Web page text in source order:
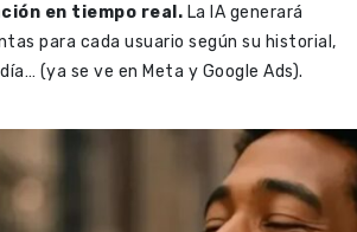
en tiempo real. La IA generará
para cada usuario según su historial,
(ya se ve en Meta y Google Ads).